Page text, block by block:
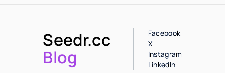
Seedr.cc
Blog
Facebook
X
Instagram
LinkedIn